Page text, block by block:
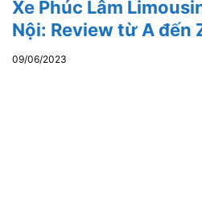
Xe Phúc Lâm
Nội: Review từ A đến
09/06/2023